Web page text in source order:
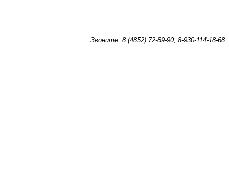
Звоните: 8 (4852) 72-89-90, 8-930-114-18-68